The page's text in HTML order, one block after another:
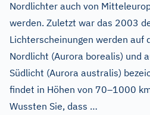
Nordlichter auch von
werden. Zuletzt war das 2003
Lichterscheinungen werden auf
Nordlicht (Aurora borealis) und
Südlicht (Aurora australis)
findet in Höhen von 70–1000
Wussten Sie, dass …